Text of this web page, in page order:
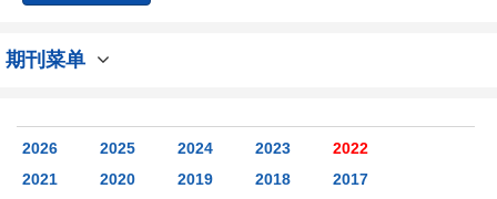
期刊菜单
2026 2025 2024 2023
2022
2021
2020 2019 2018
2017